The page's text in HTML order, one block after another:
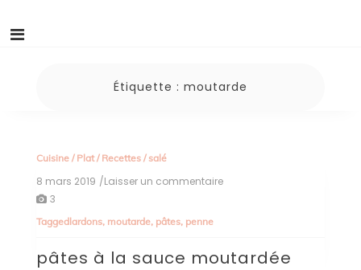
Étiquette : moutarde
Cuisine/ Plat/ Recettes/ salé
8 mars 2019 /Laisser un commentaireon
moutardée
3
Taggedlardons, moutarde, pâtes, penne
pâtes à la sauce moutardée